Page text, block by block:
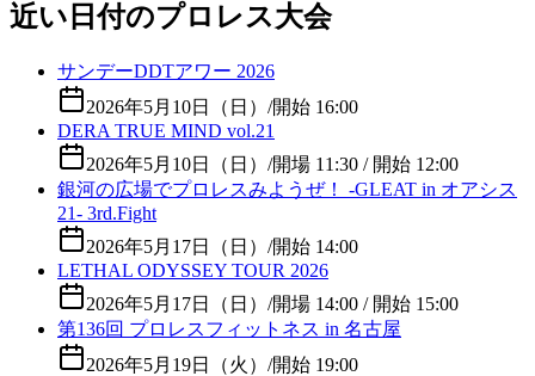
近い日付のプロレス大会
サンデーDDTアワー 2026
2026年5月10日（日） /開始 16:00
DERA TRUE MIND vol.21
2026年5月10日（日） /開場 11:30 / 開始 12:00
銀河の広場でプロレスみようぜ！ -GLEAT in オアシス
21- 3rd.Fight
2026年5月17日（日） /開始 14:00
LETHAL ODYSSEY TOUR 2026
2026年5月17日（日） /開場 14:00 / 開始 15:00
第136回 プロレスフィットネス in 名古屋
2026年5月19日（火） /開始 19:00